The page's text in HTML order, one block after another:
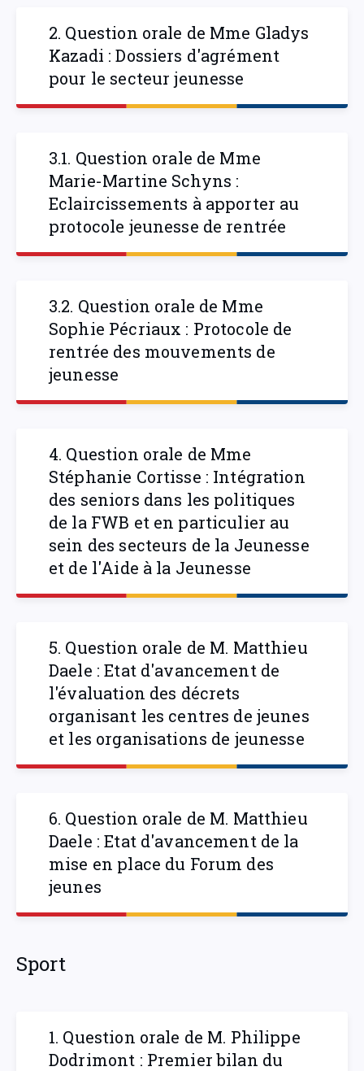
2. Question orale de Mme Gladys
Kazadi : Dossiers d'agrément
pour le secteur jeunesse
3.1. Question orale de Mme
Marie-Martine Schyns :
Eclaircissements à apporter au
protocole jeunesse de rentrée
3.2. Question orale de Mme
Sophie Pécriaux : Protocole de
rentrée des mouvements de
jeunesse
4. Question orale de Mme
Stéphanie Cortisse : Intégration
des seniors dans les politiques
de la FWB et en particulier au
sein des secteurs de la Jeunesse
et de l'Aide à la Jeunesse
5. Question orale de M. Matthieu
Daele : Etat d'avancement de
l'évaluation des décrets
organisant les centres de jeunes
et les organisations de jeunesse
6. Question orale de M. Matthieu
Daele : Etat d'avancement de la
mise en place du Forum des
jeunes
Sport
1. Question orale de M. Philippe
Dodrimont : Premier bilan du